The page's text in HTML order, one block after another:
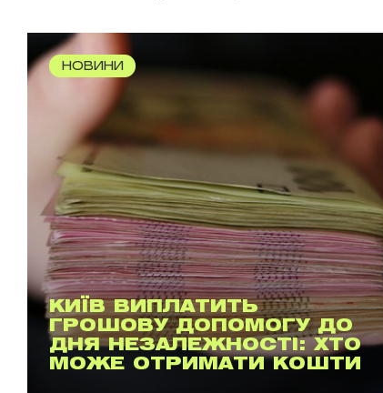
НОВИНИ
КИЇВ ВИПЛАТИТЬ
ГРОШОВУ ДОПОМОГУ ДО
ДНЯ НЕЗАЛЕЖНОСТІ: ХТО
МОЖЕ ОТРИМАТИ КОШТИ